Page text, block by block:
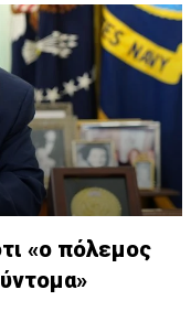
«ο πόλεμος